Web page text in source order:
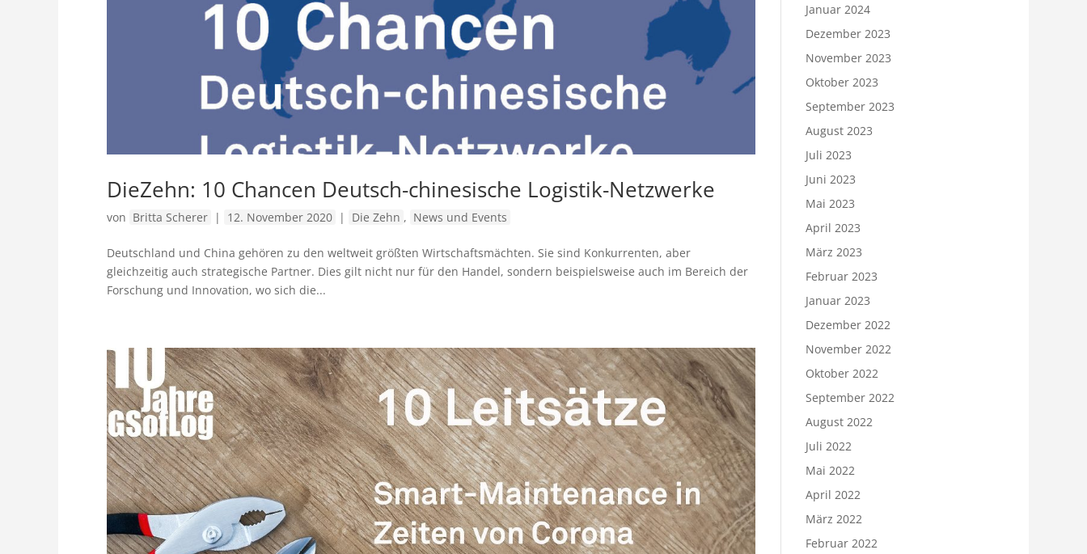
DieZehn: 10 Chancen Deutsch-chinesische Logistik-Netzwerke
von Britta Scherer | 12. November 2020 | Die Zehn , News und Events
Deutschland und China gehören zu den weltweit größten Wirtschaftsmächten. Sie sind Konkurrenten, aber
gleichzeitig auch strategische Partner. Dies gilt nicht nur für den Handel, sondern beispielsweise auch im Bereich der
Forschung und Innovation, wo sich die...
Januar 2024
Dezember 2023
November 2023
Oktober 2023
September 2023
August 2023
Juli 2023
Juni 2023
Mai 2023
April 2023
März 2023
Februar 2023
Januar 2023
Dezember 2022
November 2022
Oktober 2022
September 2022
August 2022
Juli 2022
Mai 2022
April 2022
März 2022
Februar 2022